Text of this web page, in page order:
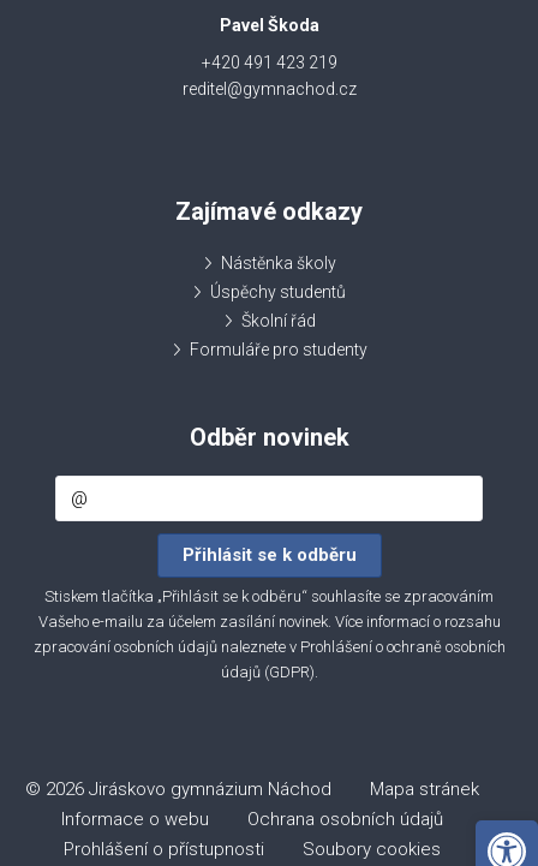
Pavel Škoda
+420 491 423 219
reditel@gymnachod.cz
Zajímavé odkazy
Nástěnka školy
Úspěchy studentů
Školní řád
Formuláře pro studenty
Odběr novinek
Stiskem tlačítka „Přihlásit se k odběru“ souhlasíte se zpracováním
Vašeho e-mailu za účelem zasílání novinek. Více informací o rozsahu
zpracování osobních údajů naleznete v Prohlášení o ochraně osobních
údajů (GDPR).
© 2026 Jiráskovo gymnázium Náchod Mapa stránek
Informace o webu
Ochrana osobních údajů
Prohlášení o přístupnosti
Soubory cookies